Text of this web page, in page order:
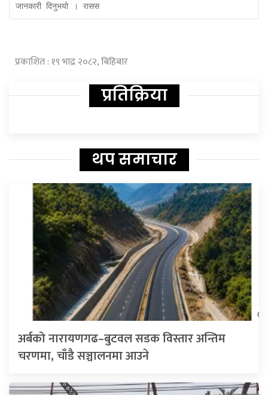
जानकारी दिनुभयो । रासस
प्रकाशित : १९ भाद्र २०८२, बिहिबार
प्रतिक्रिया
थप समाचार
अर्बको नारायणगढ–बुटवल सडक विस्तार अन्तिम
चरणमा, चाँडै सञ्चालनमा आउने